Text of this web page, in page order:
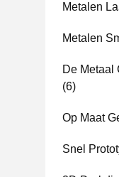
Metalen
Metalen
De Metaal
(6)
Op Maat
Snel